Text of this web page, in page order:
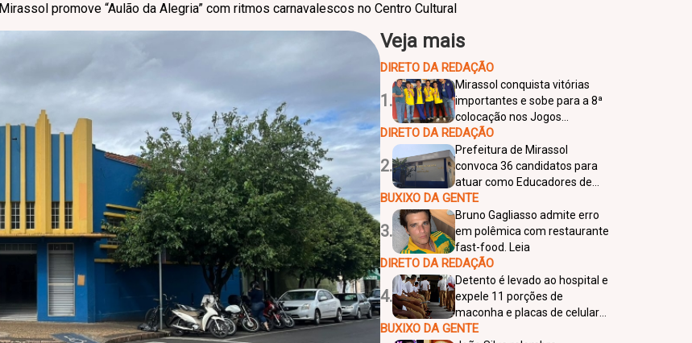
promove “Aulão da Alegria” com ritmos carnavalescos no Centro Cultural
Veja mais
DIRETO DA REDAÇÃO
1.
Mirassol conquista vitórias
importantes e sobe para a 8ª
colocação nos Jogos
Regionais de Penápolis
DIRETO DA REDAÇÃO
2.
Prefeitura de Mirassol
convoca 36 candidatos para
atuar como Educadores de
Desenvolvimento Infantil
BUXIXO DA GENTE
3.
Bruno Gagliasso admite erro
em polêmica com restaurante
fast-food. Leia
DIRETO DA REDAÇÃO
4.
Detento é levado ao hospital e
expele 11 porções de
maconha e placas de celular
em Rio Preto
BUXIXO DA GENTE